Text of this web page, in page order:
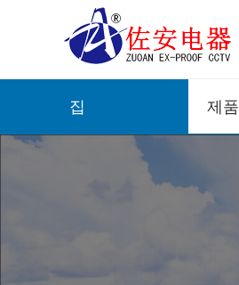
집 제품